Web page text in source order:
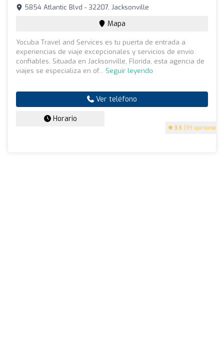
3.5 (99 opiniones)
5854 Atlantic Blvd - 32207, Jacksonville
Mapa
Yocuba Travel and Services es tu puerta de entrada a
experiencias de viaje excepcionales y servicios de envío
confiables. Situada en Jacksonville, Florida, esta agencia de
viajes se especializa en of... Seguir leyendo
Ver teléfono
Horario